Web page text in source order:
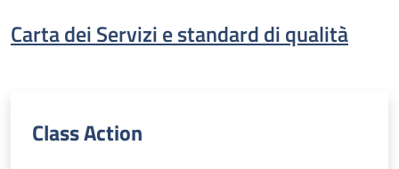
Descrizione
Carta dei Servizi e standard di qualità
Class Action